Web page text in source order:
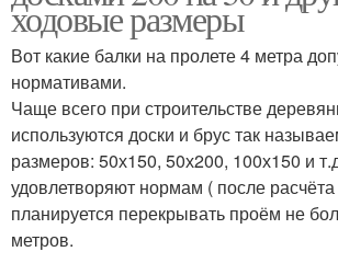
ходовые размеры
Вот какие балки на пролете 4 метра
нормативами.
Чаще всего при строительстве
используются доски и брус так
размеров: 50х150, 50х200, 100х150 и
удовлетворяют нормам ( после расчёта
планируется перекрывать проём не
метров.